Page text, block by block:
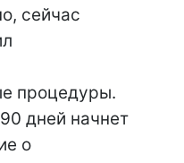
сейчас
процедуры.
дней начнет
о